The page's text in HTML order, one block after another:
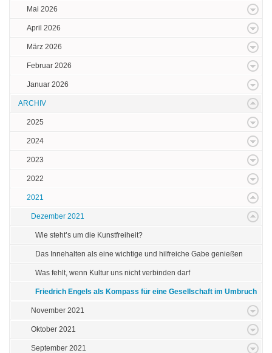
Mai 2026
April 2026
März 2026
Februar 2026
Januar 2026
ARCHIV
2025
2024
2023
2022
2021
Dezember 2021
Wie steht’s um die Kunstfreiheit?
Das Innehalten als eine wichtige und hilfreiche Gabe genießen
Was fehlt, wenn Kultur uns nicht verbinden darf
Friedrich Engels als Kompass für eine Gesellschaft im Umbruch
November 2021
Oktober 2021
September 2021